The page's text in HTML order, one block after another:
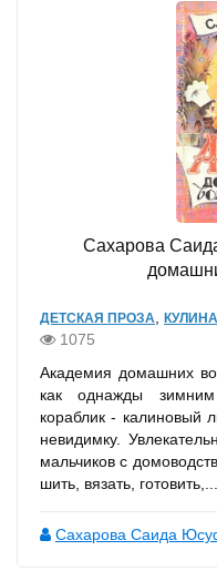
Сахарова
ДЕТСКАЯ ПРОЗА
1075
Академия домашних
как однажды
кораблик - калиновый
невидимку.
мальчиков с
шить, вязать, готовить,...
Сахарова Саида